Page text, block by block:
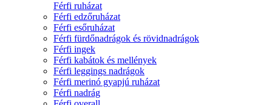
Férfi ruházat
Férfi edzőruházat
Férfi esőruházat
Férfi fürdőnadrágok és rövidnadrágok
Férfi ingek
Férfi kabátok és mellények
Férfi leggings nadrágok
Férfi merinó gyapjú ruházat
Férfi nadrág